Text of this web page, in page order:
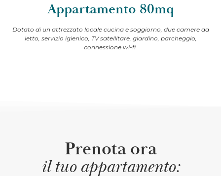
Appartamento 80mq
Dotato di un attrezzato locale cucina e soggiorno, due camere da
letto, servizio igienico, TV satellitare, giardino, parcheggio,
connessione wi-fi.
Prenota ora
il tuo appartamento: